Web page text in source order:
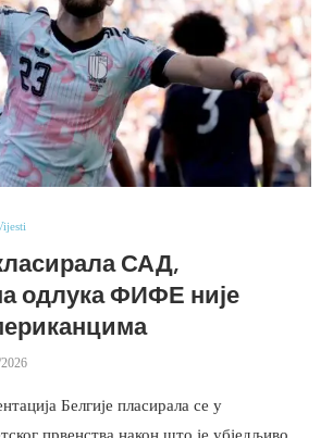
САД,
одлука ФИФЕ није
Белгије пласирала се у